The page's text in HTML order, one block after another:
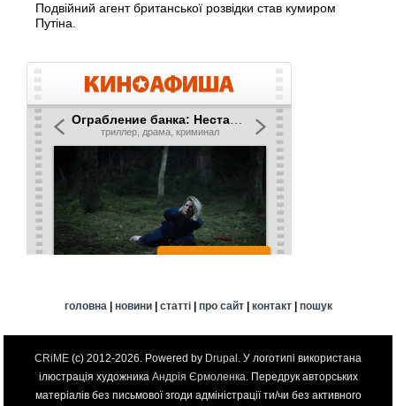
Подвійний агент британської розвідки став кумиром
Путіна.
головна | новини| статті| про сайт| контакт| пошук
CRiME (c) 2012-2026. Powered by Drupal . У логотипі використана
ілюстрація художника Андрія Єрмоленка . Передрук авторських
матеріалів без письмової згоди адміністрації ти/чи без активного